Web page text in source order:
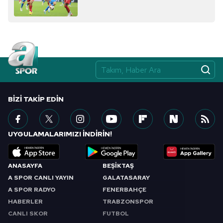
almak için lütfentıklayınız
ANASAYFA
A SPOR CANLI YAYIN
A SPOR RADYO
HABERLER
CANLI SKOR
BEŞİKTAŞ
GALATASARAY
FENERBAHÇE
TRABZONSPOR
FUTBOL
BIZI TAKIP EDIN
UYGULAMALARIMIZI İNDİRİN!